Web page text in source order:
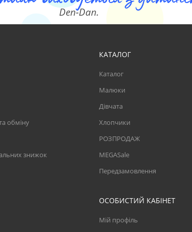
Den-Dan.
обміну
знижок
КАТАЛОГ
Каталог
Малюки
Дівчата
Хлопчики
РОЗПРОДАЖ
MEGASale
Передзамовлення
ОСОБИСТИЙ КАБІНЕТ
Мій профіль